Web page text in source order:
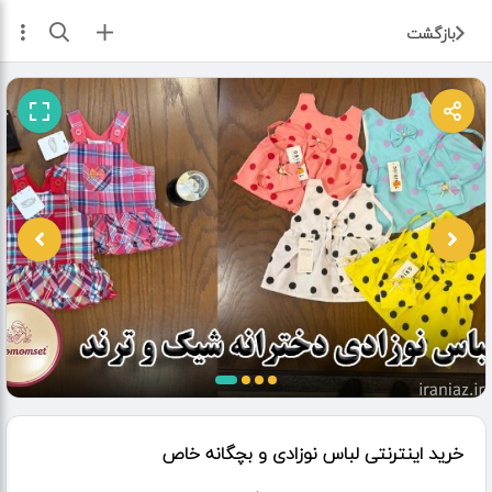
بازگشت ثبت آگهی
خرید اینترنتی لباس نوزادی و بچگانه خاص